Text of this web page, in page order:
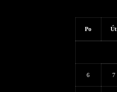
Po Út
6 7